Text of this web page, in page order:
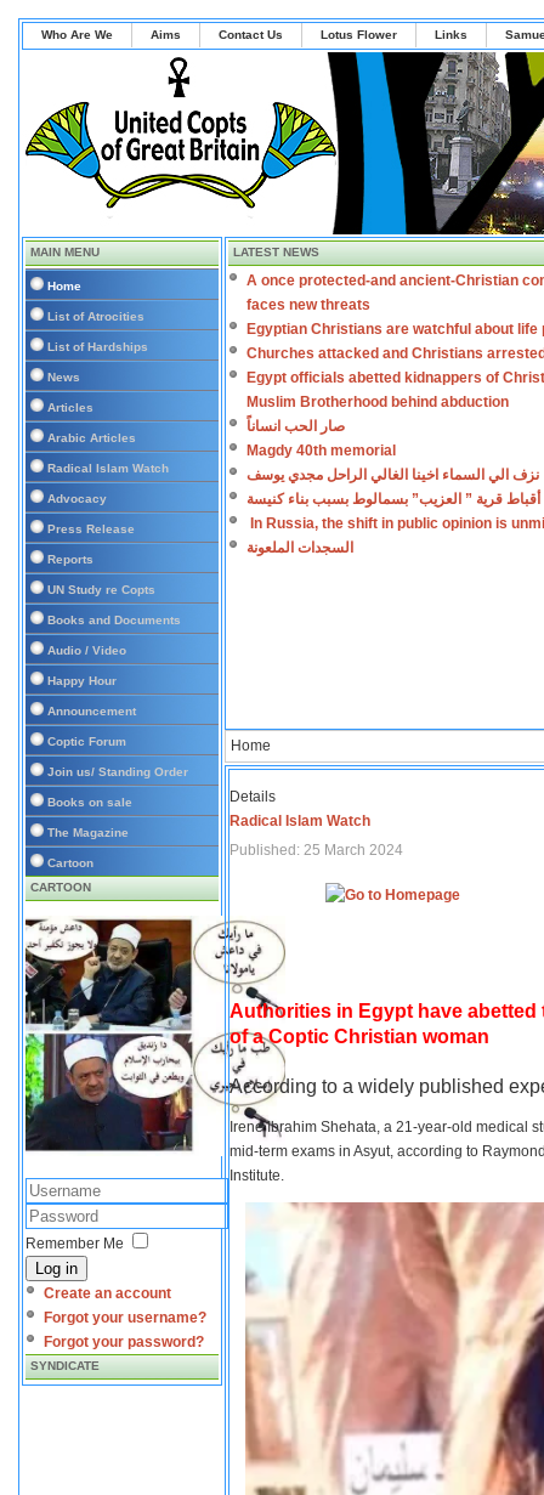
Who Are We Aims Contact Us Lotus Flower Links
MAIN MENU
Home
List of Atrocities
List of Hardships
News
Articles
Arabic Articles
Radical Islam Watch
Advocacy
Press Release
Reports
UN Study re Copts
Books and Documents
Audio / Video
Happy Hour
Announcement
Coptic Forum
Join us/ Standing Order
Books on sale
The Magazine
Cartoon
CARTOON
Remember Me
Log in
Create an account
Forgot your username?
Forgot your password?
SYNDICATE
LATEST NEWS
A once protected-and ancient-Christian
faces new threats
Egyptian Christians are watchful about life
Churches attacked and Christians
Egypt officials abetted kidnappers of
Muslim Brotherhood behind abduction
صار الحب انساناً
Magdy 40th memorial
نزف الي السماء اخينا الغالي الراحل مجدي يوسف
أقباط قرية ” العزيب” بسمالوط بسبب بناء كنيسة
In Russia, the shift in public opinion is
السجدات الملعونة
Home
Details
Radical Islam Watch
Published: 25 March 2024
Authorities in Egypt have
of a Coptic Christian woman
According to a widely published
Irene Ibrahim Shehata, a 21-year-old medical
mid-term exams in Asyut, according to
Institute.